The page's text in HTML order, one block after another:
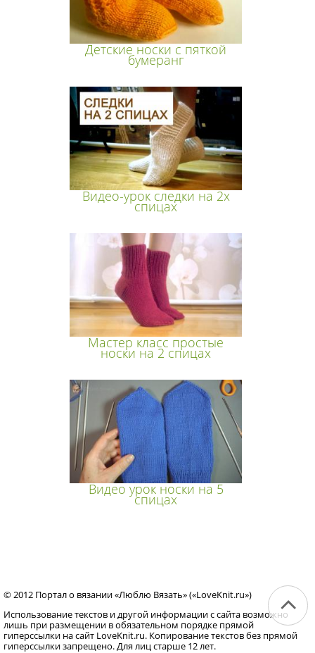
Детские носки с пяткой
бумеранг
Видео-урок следки на 2х
спицах
Мастер класс простые
носки на 2 спицах
Видео урок носки на 5
спицах
© 2012 Портал о вязании «Люблю Вязать» («LoveKnit.ru»)
Использование текстов и другой информации с сайта возможно
лишь при размещении в обязательном порядке прямой
гиперссылки на сайт LoveKnit.ru. Копирование текстов без прямой
гиперссылки запрещено. Для лиц старше 12 лет.